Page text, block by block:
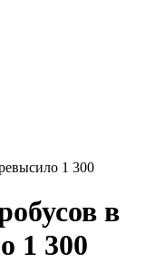
1 300
в
1 300